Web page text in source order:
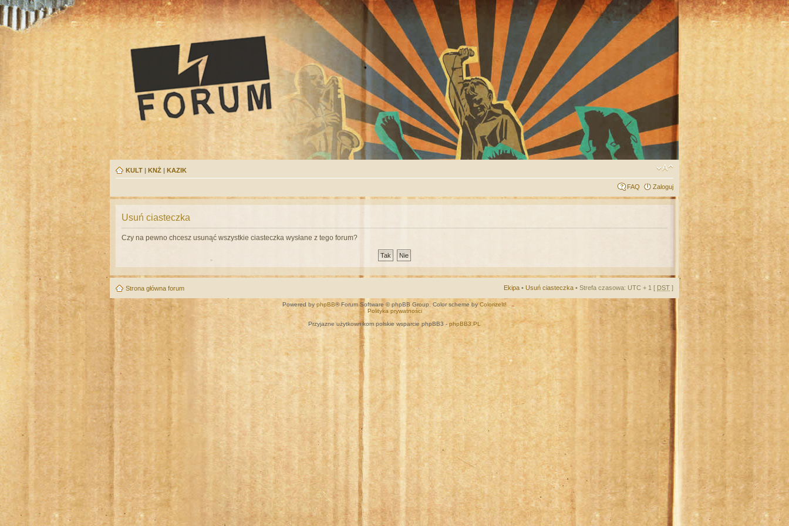
KULT | KNŻ | KAZIK
FAQ Zaloguj
Usuń ciasteczka
Czy na pewno chcesz usunąć wszystkie ciasteczka wysłane z tego forum?
Strona główna forum Ekipa • Usuń ciasteczka • Strefa czasowa: UTC + 1 [ DST ]
Powered by phpBB® Forum Software © phpBB Group. Color scheme byColorizeIt!
Polityka prywatności
Przyjazne użytkownikom polskie wsparcie phpBB3 -phpBB3.PL